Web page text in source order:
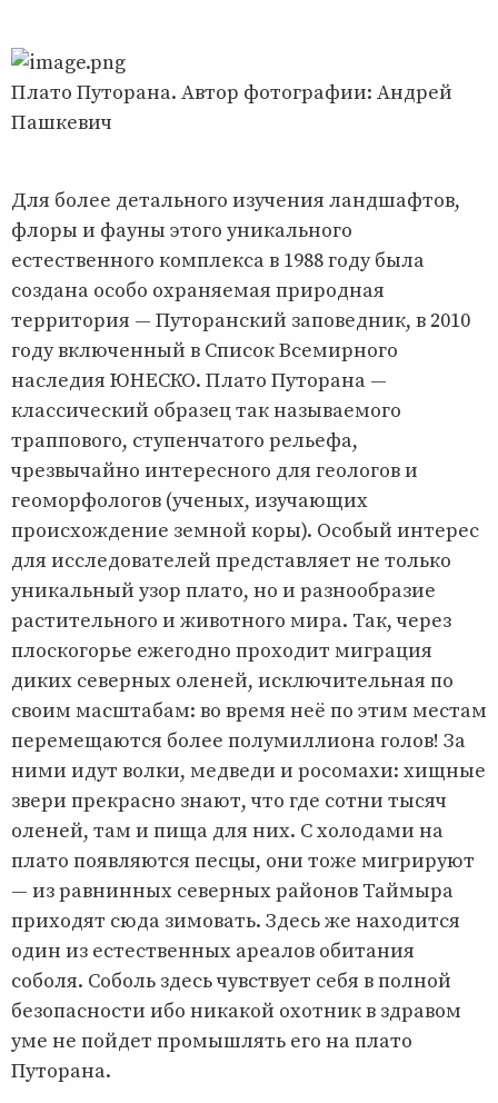
Плато Путорана. Автор фотографии: Андрей
Пашкевич
Для более детального изучения ландшафтов,
флоры и фауны этого уникального
естественного комплекса в 1988 году была
создана особо охраняемая природная
территория — Путоранский заповедник, в 2010
году включенный в Список Всемирного
наследия ЮНЕСКО. Плато Путорана —
классический образец так называемого
траппового, ступенчатого рельефа,
чрезвычайно интересного для геологов и
геоморфологов (ученых, изучающих
происхождение земной коры). Особый интерес
для исследователей представляет не только
уникальный узор плато, но и разнообразие
растительного и животного мира. Так, через
плоскогорье ежегодно проходит миграция
диких северных оленей, исключительная по
своим масштабам: во время неё по этим местам
перемещаются более полумиллиона голов! За
ними идут волки, медведи и росомахи: хищные
звери прекрасно знают, что где сотни тысяч
оленей, там и пища для них. С холодами на
плато появляются песцы, они тоже мигрируют
— из равнинных северных районов Таймыра
приходят сюда зимовать. Здесь же находится
один из естественных ареалов обитания
соболя. Соболь здесь чувствует себя в полной
безопасности ибо никакой охотник в здравом
уме не пойдет промышлять его на плато
Путорана.